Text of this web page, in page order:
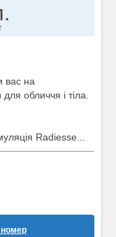
вас на
обличчя і тіла.
Radiesse...
номер